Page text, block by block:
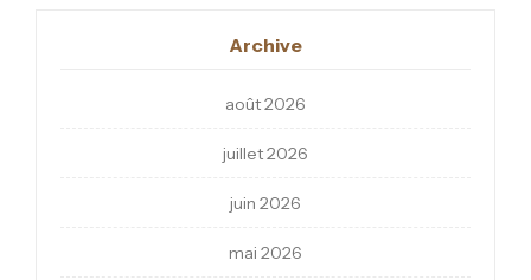
Archive
août 2026
juillet 2026
juin 2026
mai 2026